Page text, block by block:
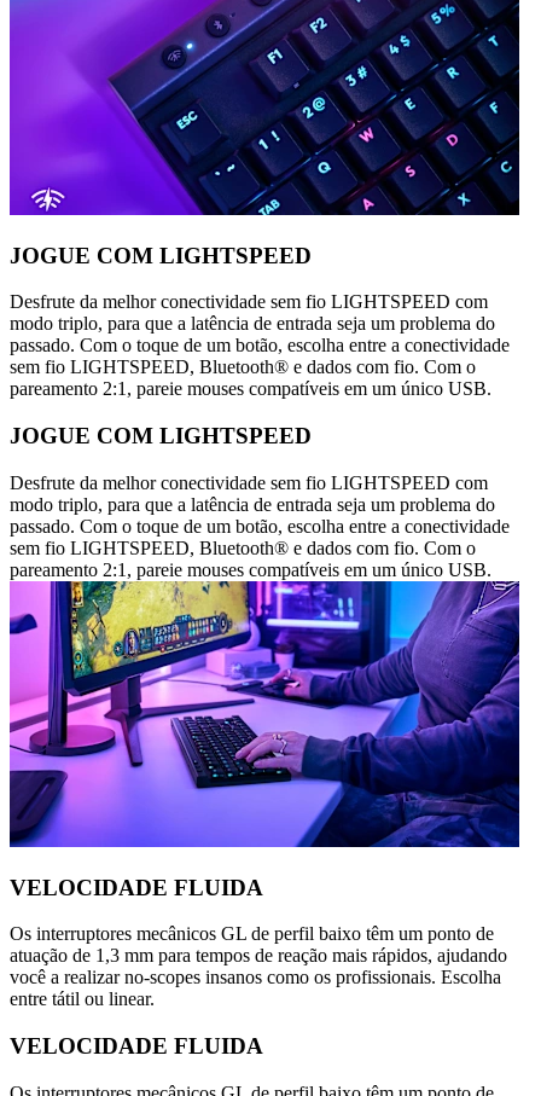
JOGUE COM LIGHTSPEED
Desfrute da melhor conectividade sem fio LIGHTSPEED com
modo triplo, para que a latência de entrada seja um problema do
passado. Com o toque de um botão, escolha entre a conectividade
sem fio LIGHTSPEED, Bluetooth® e dados com fio. Com o
pareamento 2:1, pareie mouses compatíveis em um único USB.
JOGUE COM LIGHTSPEED
Desfrute da melhor conectividade sem fio LIGHTSPEED com
modo triplo, para que a latência de entrada seja um problema do
passado. Com o toque de um botão, escolha entre a conectividade
sem fio LIGHTSPEED, Bluetooth® e dados com fio. Com o
pareamento 2:1, pareie mouses compatíveis em um único USB.
VELOCIDADE FLUIDA
Os interruptores mecânicos GL de perfil baixo têm um ponto de
atuação de 1,3 mm para tempos de reação mais rápidos, ajudando
você a realizar no-scopes insanos como os profissionais. Escolha
entre tátil ou linear.
VELOCIDADE FLUIDA